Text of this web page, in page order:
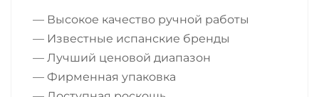
— Высокое качество ручной работы
— Известные испанские бренды
— Лучший ценовой диапазон
— Фирменная упаковка